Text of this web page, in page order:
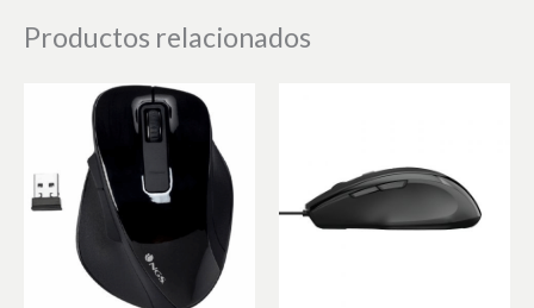
Productos relacionados